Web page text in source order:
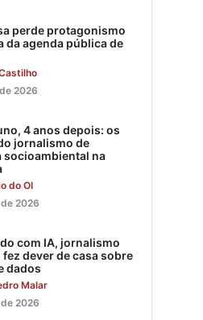
perde protagonismo
da agenda pública de
2026
4 anos depois: os
jornalismo de
socioambiental na
do OI
2026
com IA, jornalismo
fez dever de casa sobre
dados
Malar
2026